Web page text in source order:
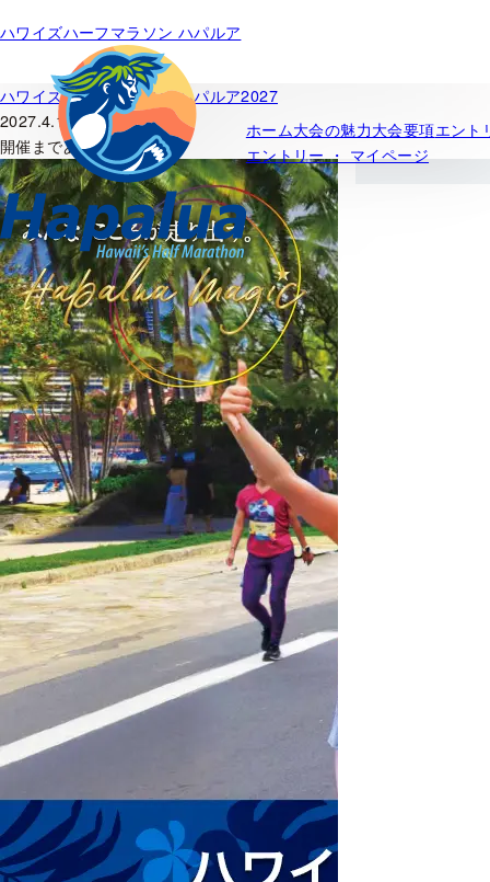
容
キッ
プ
ハワイズハーフマラソン ハパルア
ホーム大会の魅力大会要項エント
エントリー ・ マイページ
ハワイズハーフマラソン ハパルア2027
2027.4.11（日）
開催まであと